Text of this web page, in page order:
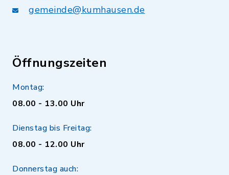
gemeinde@kumhausen.de
Öffnungszeiten
Montag:
08.00 - 13.00 Uhr
Dienstag bis Freitag:
08.00 - 12.00 Uhr
Donnerstag auch: